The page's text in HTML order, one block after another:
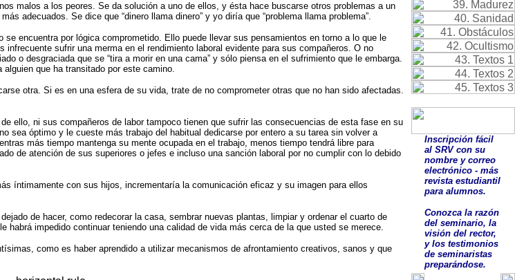
malos a los peores. Se da solución a uno de ellos, y ésta hace buscarse otros problemas a un
adecuados. Se dice que “dinero llama dinero” y yo diría que “problema llama problema”.
encuentra por lógica comprometido. Ello puede llevar sus pensamientos en torno a lo que le
sufrir una merma en el rendimiento laboral evidente para sus compañeros. O no
o desgraciada que se “tira a morir en una cama” y sólo piensa en el sufrimiento que le embarga.
que ha transitado por este camino.
otra. Si es en una esfera de su vida, trate de no comprometer otras que no han sido afectadas.
ni sus compañeros de labor tampoco tienen que sufrir las consecuencias de esta fase en su
sea óptimo y le cueste más trabajo del habitual dedicarse por entero a su tarea sin volver a
más tiempo mantenga su mente ocupada en el trabajo, menos tiempo tendrá libre para
de atención de sus superiores o jefes e incluso una sanción laboral por no cumplir con lo debido
íntimamente con sus hijos, incrementaría la comunicación eficaz y su imagen para ellos
de hacer, como redecorar la casa, sembrar nuevas plantas, limpiar y ordenar el cuarto de
habrá impedido continuar teniendo una calidad de vida más cerca de la que usted se merece.
como es haber aprendido a utilizar mecanismos de afrontamiento creativos, sanos y que
Inscripción fácil
al SRV con su
nombre y correo
electrónico - más
revista estudiantil
para alumnos.
Conozca la razón
del seminario, la
visión del rector,
y los testimonios
de seminaristas
preparándose.